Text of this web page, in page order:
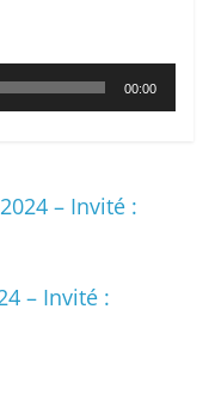
00:00
– Invité :
– Invité :